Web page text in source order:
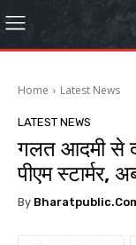
Home Latest News
LATEST NEWS
गलत आदमी से
पीएम स्टार्मर,
By